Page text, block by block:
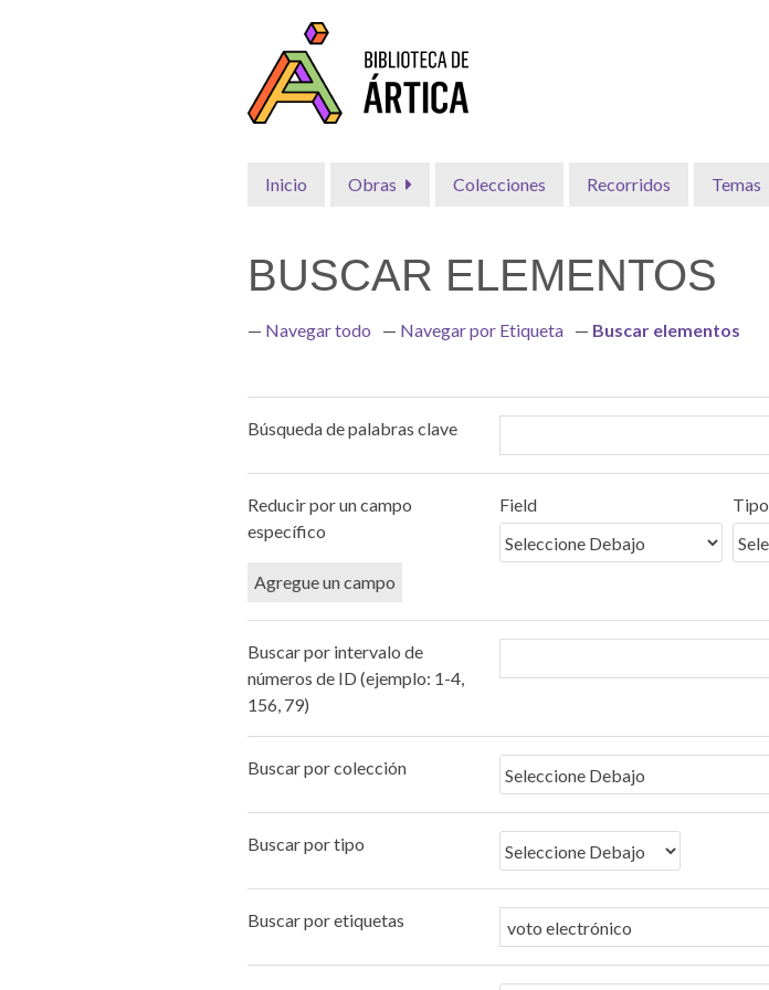
Inicio Obras Colecciones Recorridos Temas
BUSCAR ELEMENTOS
Navegar todo Navegar por Etiqueta Buscar elementos
Búsqueda de palabras clave
Number
of
in
un
campo
específico":
1
Reducir por un campo
específico
Campo de búsqueda
Tipo de búsqueda
Términos de búsqueda
Ensamblador de Búsqueda Field Tipo
Agregue un campo
Buscar por intervalo de
números de ID (ejemplo: 1-4,
156, 79)
Buscar por colección
Buscar por tipo
Buscar por etiquetas